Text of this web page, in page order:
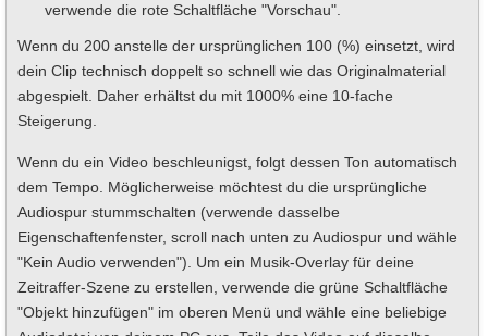
verwende die rote Schaltfläche "Vorschau".
Wenn du 200 anstelle der ursprünglichen 100 (%) einsetzt, wird
dein Clip technisch doppelt so schnell wie das Originalmaterial
abgespielt. Daher erhältst du mit 1000% eine 10-fache
Steigerung.
Wenn du ein Video beschleunigst, folgt dessen Ton automatisch
dem Tempo. Möglicherweise möchtest du die ursprüngliche
Audiospur stummschalten (verwende dasselbe
Eigenschaftenfenster, scroll nach unten zu Audiospur und wähle
"Kein Audio verwenden"). Um ein Musik-Overlay für deine
Zeitraffer-Szene zu erstellen, verwende die grüne Schaltfläche
"Objekt hinzufügen" im oberen Menü und wähle eine beliebige